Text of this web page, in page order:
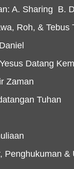
A. Sharing B.
Roh, & Tebus
Datang
Zaman
Tuhan
Penghukuman &